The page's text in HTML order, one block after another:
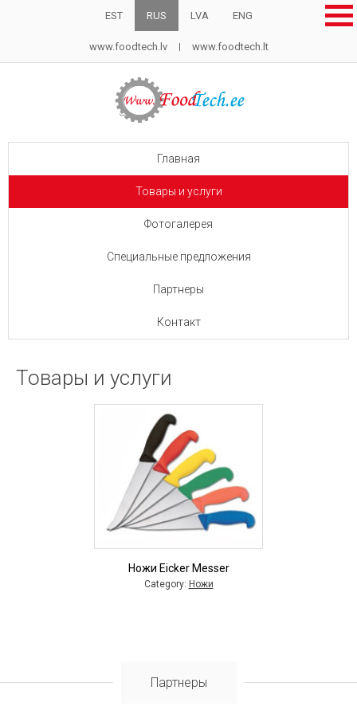
EST RUS LVA ENG
www.foodtech.lv www.foodtech.lt
Главная
Товары и услуги
Фотогалерея
Специальные предложения
Партнеры
Контакт
Товары и услуги
Ножи Eicker Messer
Category: Ножи
Партнеры